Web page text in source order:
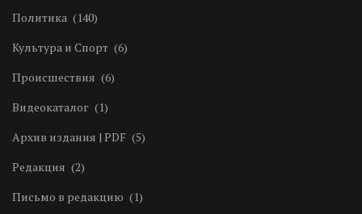
Политика (140)
Культура и Спорт (6)
Происшествия (6)
Видеокаталог (1)
Архив издания | PDF (5)
Редакция (2)
Письмо в редакцию (1)